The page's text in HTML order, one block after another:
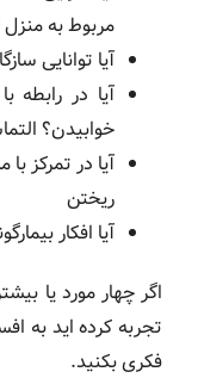
مربوط به
آیا توانایی
آیا در
خوابیدن؟
آیا در تمرکز
ریختن
آیا افکار
اگر چهار مورد یا
تجربه کرده اید به
فکری بکنید.